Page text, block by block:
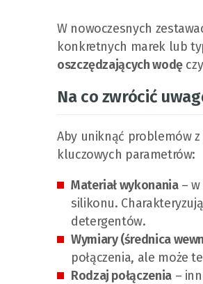
W nowoczesnych
konkretnych marek lub
oszczędzających wodęczy
Na co zwrócić
Aby uniknąć problemów
kluczowych parametrów:
Materiał wykonania– w
silikonu.
detergentów.
Wymiary (średnica
połączenia, ale może
Rodzaj połączenia–